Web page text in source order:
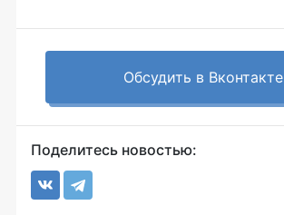
Обсудить в Вконтакте
Поделитесь новостью: